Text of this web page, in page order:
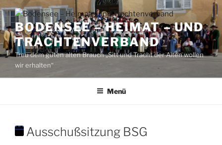
Zum
Inhalt
springenBODENSEE – HEIMAT – UND
TRACHTENVERBAND
Treu dem guten alten Brauch „Sitt und Tracht der Alten wollen
wir erhalten“
Menü
Ausschußsitzung BSG